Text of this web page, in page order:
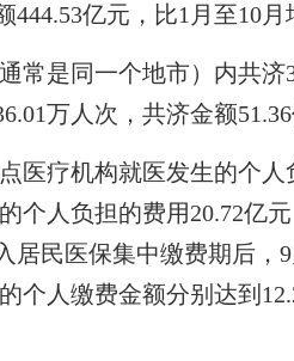
亿元，比1月至10月
是同一个地市）内共济
万人次，共济金额51.36
疗机构就医发生的个人
个人负担的费用20.72亿
居民医保集中缴费期后，
个人缴费金额分别达到